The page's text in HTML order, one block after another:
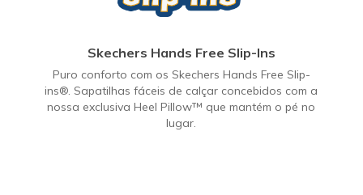
Skechers Hands Free Slip-Ins
Puro conforto com os Skechers Hands Free Slip-
ins®. Sapatilhas fáceis de calçar concebidos com a
nossa exclusiva Heel Pillow™ que mantém o pé no
lugar.